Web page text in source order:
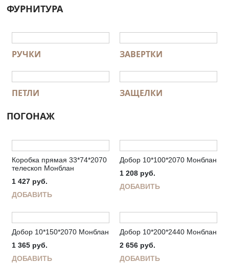
ФУРНИТУРА
РУЧКИ ЗАВЕРТКИ
ПЕТЛИ ЗАЩЕЛКИ
ПОГОНАЖ
Коробка прямая 33*74*2070
телескоп Монблан
1 427 руб.
ДОБАВИТЬ
Добор 10*100*2070 Монблан
1 208 руб.
ДОБАВИТЬ
Добор 10*150*2070 Монблан
1 365 руб.
ДОБАВИТЬ
Добор 10*200*2440 Монблан
2 656 руб.
ДОБАВИТЬ